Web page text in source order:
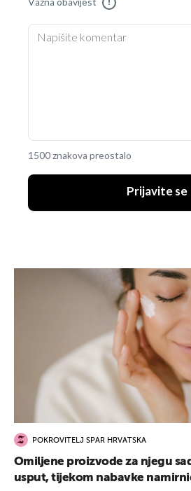
!
1500 znakova preostalo
Prijavite se
POKROVITELJ SPAR HRVATSKA
Omiljene proizvode za njegu
usput, tijekom nabavke